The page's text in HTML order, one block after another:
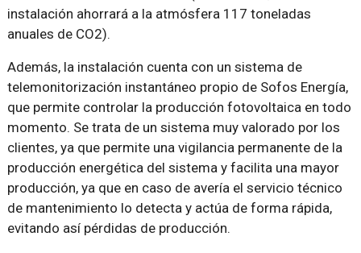
instalación ahorrará a la atmósfera 117 toneladas
anuales de CO2).
Además, la instalación cuenta con un sistema de
telemonitorización instantáneo propio de Sofos Energía,
que permite controlar la producción fotovoltaica en todo
momento. Se trata de un sistema muy valorado por los
clientes, ya que permite una vigilancia permanente de la
producción energética del sistema y facilita una mayor
producción, ya que en caso de avería el servicio técnico
de mantenimiento lo detecta y actúa de forma rápida,
evitando así pérdidas de producción.